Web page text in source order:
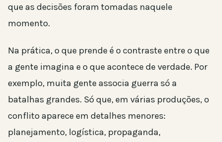
que as decisões foram tomadas naquele
momento.
Na prática, o que prende é o contraste entre o que
a gente imagina e o que acontece de verdade. Por
exemplo, muita gente associa guerra só a
batalhas grandes. Só que, em várias produções, o
conflito aparece em detalhes menores:
planejamento, logística, propaganda,